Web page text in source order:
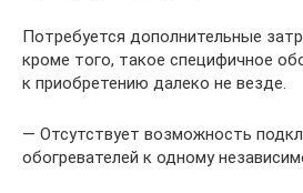
Потребуется дополнительные
кроме того, такое специфичное
к приобретению далеко не везде.
— Отсутствует возможность
обогревателей к одному